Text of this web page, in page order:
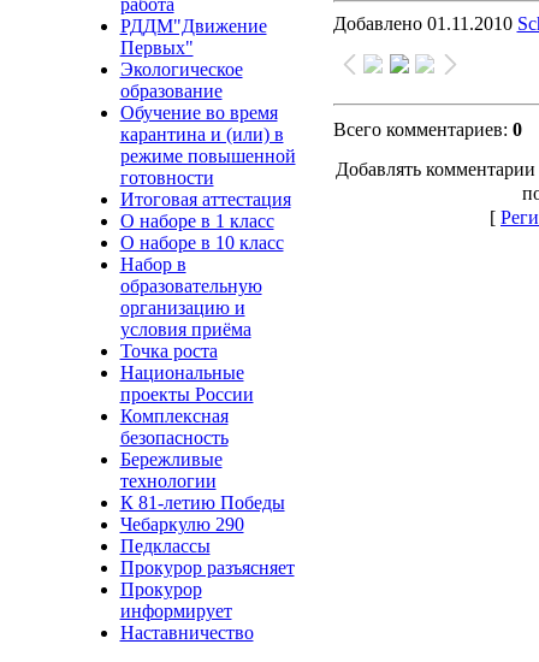
работа
РДДМ"Движение
Первых"
Экологическое
образование
Обучение во время
карантина и (или) в
режиме повышенной
готовности
Итоговая аттестация
О наборе в 1 класс
О наборе в 10 класс
Набор в
образовательную
организацию и
условия приёма
Точка роста
Национальные
проекты России
Комплексная
безопасность
Бережливые
технологии
К 81-летию Победы
Чебаркулю 290
Педклассы
Прокурор разъясняет
Прокурор
информирует
Наставничество
Добавлено01.11.2010
Всего комментариев: 0
Добавлять
[